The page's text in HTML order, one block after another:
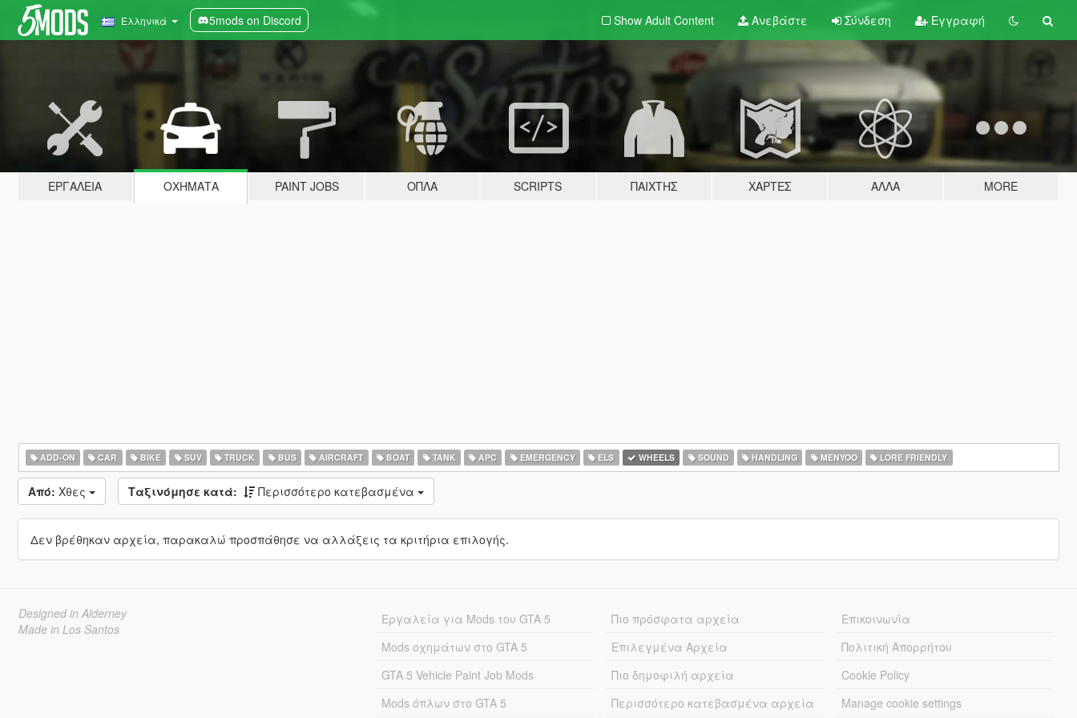
Ελληνικά 5mods on Discord Show Adult Content Ανεβάστε Σύνδεση Εγγραφή
ΕΡΓΑΛΕΊΑ ΟΧΉΜΑΤΑ PAINT JOBS ΌΠΛΑ SCRIPTS ΠΑΊΧΤΗΣ ΧΆΡΤΕΣ ΆΛΛΑ MORE
ADD-ON CAR BIKE SUV TRUCK BUS AIRCRAFT BOAT TANK APC EMERGENCY ELS WHEELS SOUND HANDLING MENYOO LORE FRIENDLY
Από: Χθες Ταξινόμησε κατά: Περισσότερο κατεβασμένα
Δεν βρέθηκαν αρχεία, παρακαλώ προσπάθησε να αλλάξεις τα κριτήρια επιλογής.
Designed in Alderney
Made in Los Santos
Εργαλεία για Mods του GTA 5
Mods οχημάτων στο GTA 5
GTA 5 Vehicle Paint Job Mods
Mods όπλων στο GTA 5
Πιο πρόσφατα αρχεία
Επιλεγμένα Αρχεία
Πιο δημοφιλή αρχεία
Περισσότερο κατεβασμένα αρχεία
Επικοινωνία
Πολιτική Απορρήτου
Cookie Policy
Manage cookie settings